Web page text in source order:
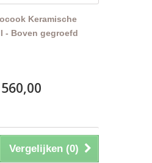
Keramische
- Boven gegroefd
Vergelijken (0)